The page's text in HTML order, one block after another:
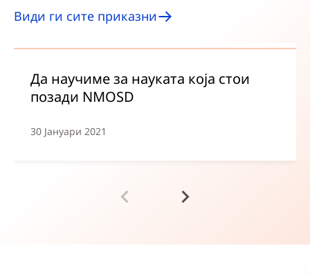
Види ги сите приказни
Да научиме за науката која стои
позади NMOSD
30 Јануари 2021